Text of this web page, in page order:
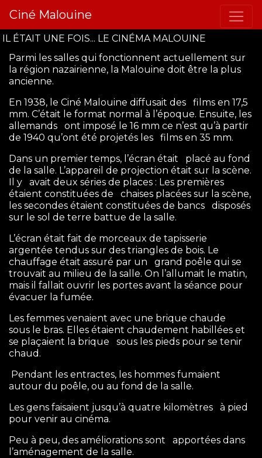
Ciné Malouine
IL ÉTAIT UNE FOIS... LE CINÉMA MALOUINE
Parmi les salles qui fonctionnent actuellement sur
la région nazairienne, la Malouine doit être la plus
ancienne.
En 1938, le Ciné Malouine diffusait des films en 17,5
mm. C’était le format normal à l’époque. Ensuite, les
allemands ont imposé le 16 mm ce n’est qu’à partir
de 1940 qu’ont été projetés les films en 35 mm.
Dans un premier temps, l’écran était placé au fond
de la salle. L’appareil de projection était sur la scène.
Il y avait deux séries de places : Les premières
étaient constituées de chaises placées sur la scène,
les secondes étaient constituées de bancs disposés
sur le sol de terre battue de la salle.
L’écran était fait de morceaux de tapisserie
argentée tendus sur des triangles de bois. Le
chauffage était assuré par un grand poêle qui se
trouvait au milieu de la salle. On l’allumait le matin,
mais il fallait ouvrir les portes avant la séance pour
évacuer la fumée.
Les femmes venaient avec une brique chaude
sous le bras. Elles étaient chaudement habillées et
se plaçaient la brique sous les pieds pour se tenir
chaud.
Pendant les entractes, les hommes fumaient
autour du poêle, ou au fond de la salle.
Les gens faisaient jusqu’à quatre kilomètres à pied
pour venir au cinéma.
Peu à peu, des améliorations sont apportées dans
l’aménagement de la salle.